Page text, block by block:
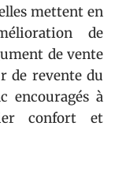
mettent en
de
de vente
de revente du
encouragés à
confort et